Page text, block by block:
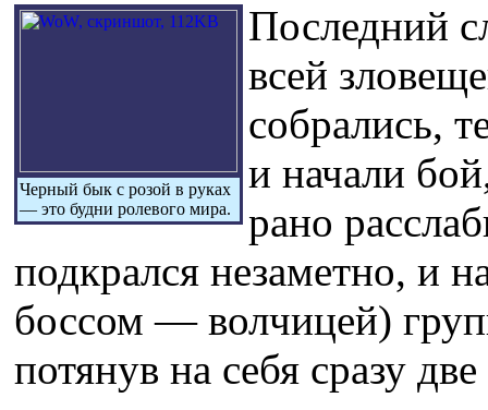
Черный бык с розой в руках
— это будни ролевого мира.
Последний
всей
собрались,
и начали
рано
подкрался незаметно, и
боссом — волчицей)
потянув на себя сразу